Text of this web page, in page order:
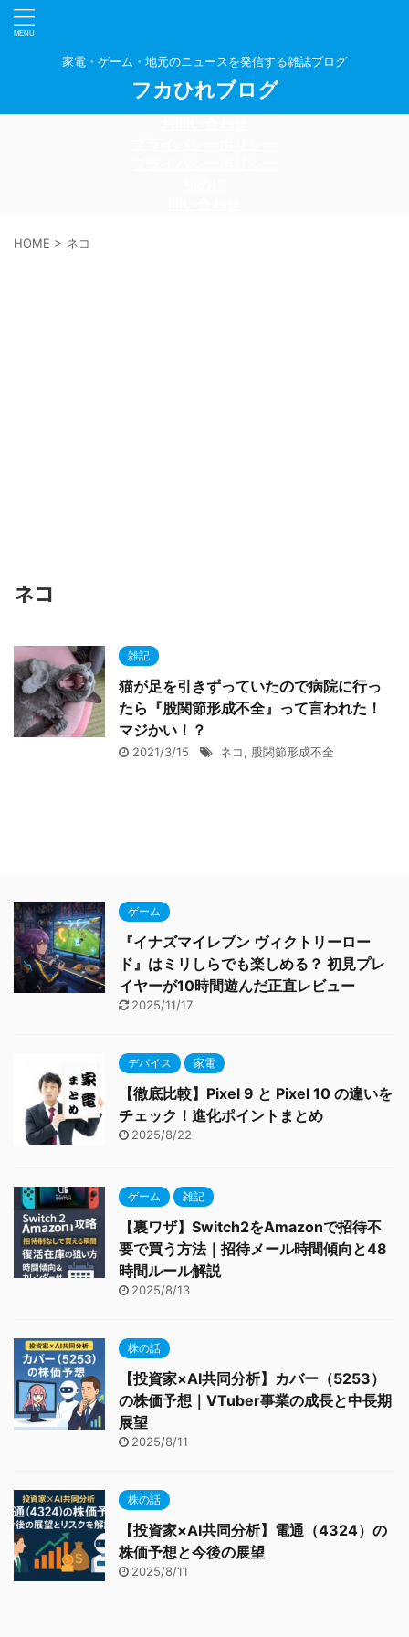
家電・ゲーム・地元のニュースを発信する雑誌ブログ
フカひれブログ
HOME > ネコ
ネコ
雑記
猫が足を引きずっていたので病院に行っ
たら『股関節形成不全』って言われた！
マジかい！？
2021/3/15 ネコ, 股関節形成不全
ゲーム
『イナズマイレブン ヴィクトリーロー
ド』はミリしらでも楽しめる？ 初見プレ
イヤーが10時間遊んだ正直レビュー
2025/11/17
デバイス 家電
【徹底比較】Pixel 9 と Pixel 10 の違いを
チェック！進化ポイントまとめ
2025/8/22
ゲーム 雑記
【裏ワザ】Switch2をAmazonで招待不
要で買う方法｜招待メール時間傾向と48
時間ルール解説
2025/8/13
株の話
【投資家×AI共同分析】カバー（5253）
の株価予想｜VTuber事業の成長と中長期
展望
2025/8/11
株の話
【投資家×AI共同分析】電通（4324）の
株価予想と今後の展望
2025/8/11